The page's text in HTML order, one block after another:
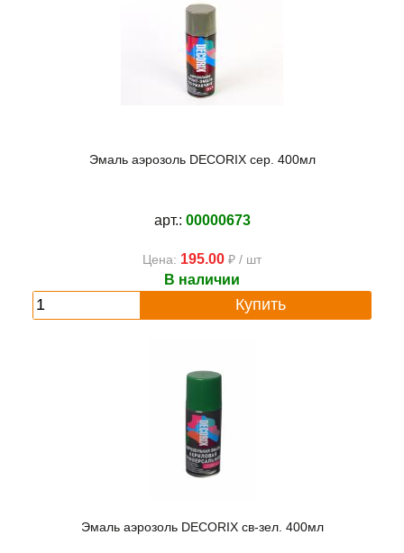
Эмаль аэрозоль DECORIX сер. 400мл
арт.: 00000673
Цена: 195.00 ₽ / шт
В наличии
Купить
Эмаль аэрозоль DECORIX св-зел. 400мл